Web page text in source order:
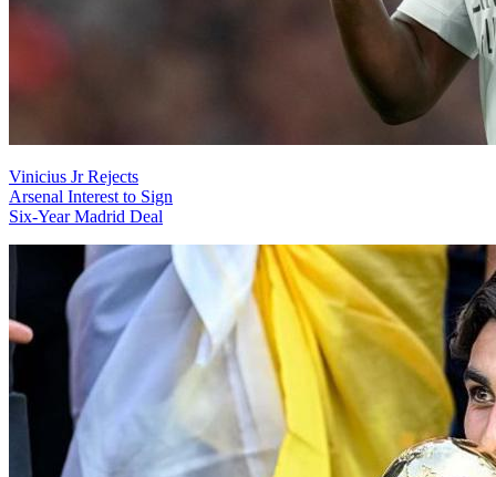
Vinicius Jr Rejects
Arsenal Interest to Sign
Six-Year Madrid Deal